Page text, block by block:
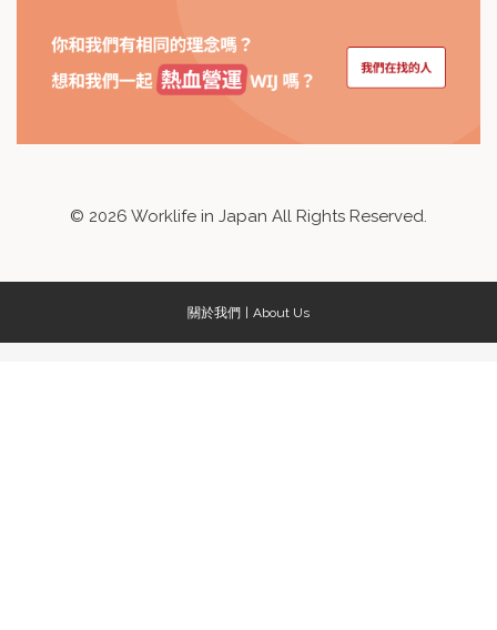
© 2026 Worklife in Japan All Rights Reserved.
關於我們 About Us